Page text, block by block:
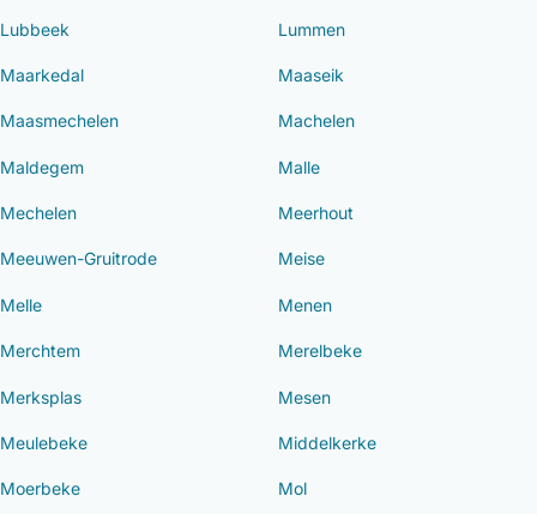
Lubbeek Lummen
Maarkedal Maaseik
Maasmechelen Machelen
Maldegem Malle
Mechelen Meerhout
Meeuwen-Gruitrode Meise
Melle Menen
Merchtem Merelbeke
Merksplas Mesen
Meulebeke Middelkerke
Moerbeke Mol